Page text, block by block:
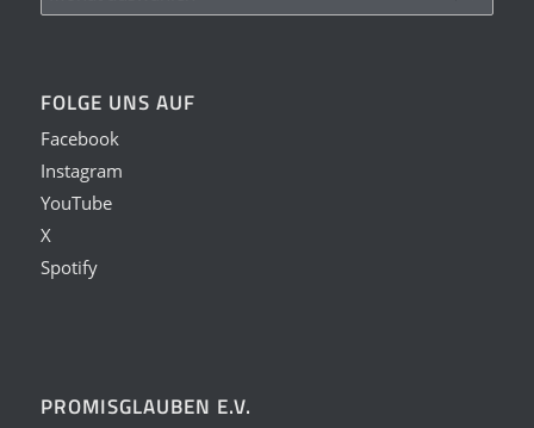
FOLGE UNS AUF
Facebook
Instagram
YouTube
X
Spotify
PROMISGLAUBEN E.V.